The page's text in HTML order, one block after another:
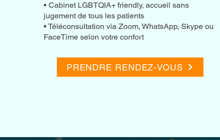
• Cabinet LGBTQIA+ friendly, accueil sans
jugement de tous les patients
• Téléconsultation via Zoom, WhatsApp, Skype ou
FaceTime selon votre confort
PRENDRE RENDEZ-VOUS